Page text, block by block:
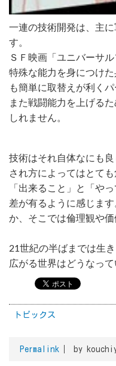
一連の技術開発は、主
す。
ＳＦ映画「ユニバーサ
特殊な能力を身につけ
も簡単に取替えが利く
また戦闘能力を上げる
しれません。
技術はそれ自体なにも
され方によってはとて
「出来ること」と「や
差が有るように感じま
か、そこでは倫理観や価
21世紀の半ばまでは生
広がる世界はどうなって
トピックス
Permalink by